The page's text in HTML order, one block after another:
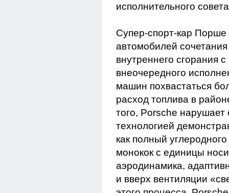
исполнительного
Супер-спорт-кар
автомобилей
внутреннего сгорания
внеочередного
машин похвастаться
расход топлива в
того, Porsche
технологией
как полный
монокок с единицы
аэродинамика,
и вверх вентиляции